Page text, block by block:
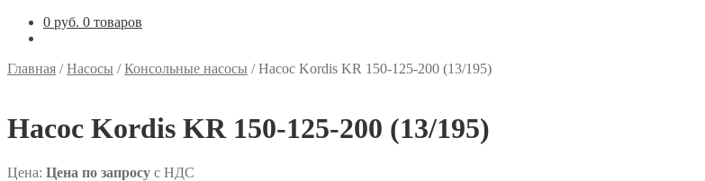
0 руб. 0 товаров
Главная /Насосы /Консольные насосы /Насос Kordis KR 150-125-200 (13/195)
Насос Kordis KR 150-125-200 (13/195)
Цена: Цена по запросу с НДС